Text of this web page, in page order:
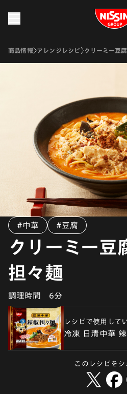
Nissin
商品情報 アレンジレシピ クリーミー豆
#中華 #豆腐
クリーミー豆
担々麺
調理時間 6分
レシピで使用して
冷凍 日清中華
このレシピをシ